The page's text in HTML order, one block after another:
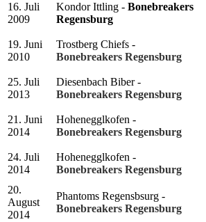
16. Juli
2009
Kondor Ittling - Bonebreakers
Regensburg
19. Juni
2010
Trostberg Chiefs -
Bonebreakers Regensburg
25. Juli
2013
Diesenbach Biber -
Bonebreakers Regensburg
21. Juni
2014
Hohenegglkofen -
Bonebreakers Regensburg
24. Juli
2014
Hohenegglkofen -
Bonebreakers Regensburg
20.
August
2014
Phantoms Regensbsurg -
Bonebreakers Regensburg